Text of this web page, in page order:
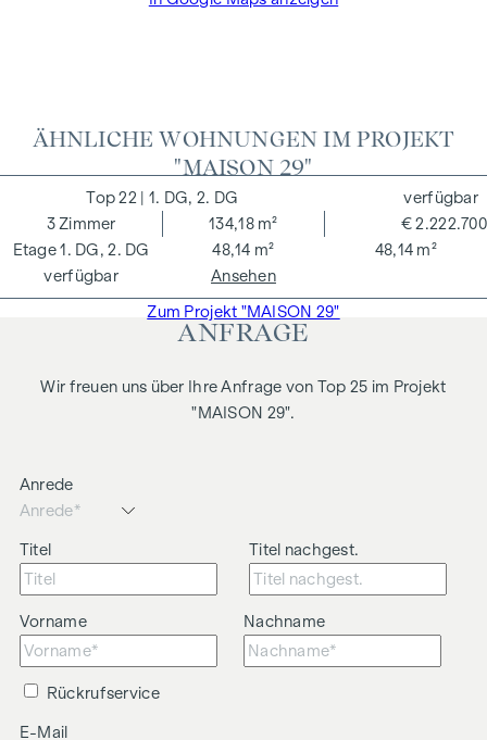
ÄHNLICHE WOHNUNGEN IM PROJEKT
"MAISON 29"
22 | 1. DG, 2. DG
1. DG, 2. DG
3 Zimmer
134,18 m²
48,14 m²
48,14 m²
€ 2.222.700
verfügbar
verfügbar
Ansehen
Zum Projekt "MAISON 29"
ANFRAGE
Wir freuen uns über Ihre Anfrage von Top 25 im Projekt
"MAISON 29".
Anrede
Titel Titel nachgest.
Vorname Nachname
Rückrufservice
E-Mail